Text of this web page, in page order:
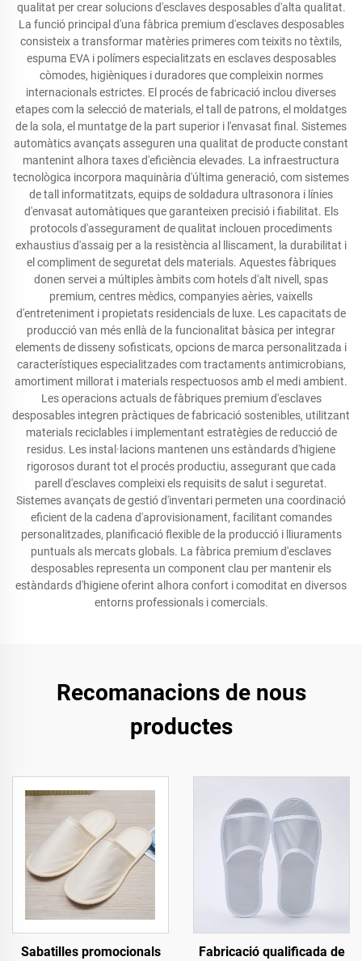
qualitat per crear solucions d'esclaves desposables d'alta qualitat.
La funció principal d'una fàbrica premium d'esclaves desposables
consisteix a transformar matèries primeres com teixits no tèxtils,
espuma EVA i polímers especialitzats en esclaves desposables
còmodes, higièniques i duradores que compleixin normes
internacionals estrictes. El procés de fabricació inclou diverses
etapes com la selecció de materials, el tall de patrons, el moldatges
de la sola, el muntatge de la part superior i l'envasat final. Sistemes
automàtics avançats asseguren una qualitat de producte constant
mantenint alhora taxes d'eficiència elevades. La infraestructura
tecnològica incorpora maquinària d'última generació, com sistemes
de tall informatitzats, equips de soldadura ultrasonora i línies
d'envasat automàtiques que garanteixen precisió i fiabilitat. Els
protocols d'assegurament de qualitat inclouen procediments
exhaustius d'assaig per a la resistència al lliscament, la durabilitat i
el compliment de seguretat dels materials. Aquestes fàbriques
donen servei a múltiples àmbits com hotels d'alt nivell, spas
premium, centres mèdics, companyies aèries, vaixells
d'entreteniment i propietats residencials de luxe. Les capacitats de
producció van més enllà de la funcionalitat bàsica per integrar
elements de disseny sofisticats, opcions de marca personalitzada i
característiques especialitzades com tractaments antimicrobians,
amortiment millorat i materials respectuosos amb el medi ambient.
Les operacions actuals de fàbriques premium d'esclaves
desposables integren pràctiques de fabricació sostenibles, utilitzant
materials reciclables i implementant estratègies de reducció de
residus. Les instal·lacions mantenen uns estàndards d'higiene
rigorosos durant tot el procés productiu, assegurant que cada
parell d'esclaves compleixi els requisits de salut i seguretat.
Sistemes avançats de gestió d'inventari permeten una coordinació
eficient de la cadena d'aprovisionament, facilitant comandes
personalitzades, planificació flexible de la producció i lliuraments
puntuals als mercats globals. La fàbrica premium d'esclaves
desposables representa un component clau per mantenir els
estàndards d'higiene oferint alhora confort i comoditat en diversos
entorns professionals i comercials.
Recomanacions de nous
productes
Sabatilles promocionals
Fabricació qualificada de